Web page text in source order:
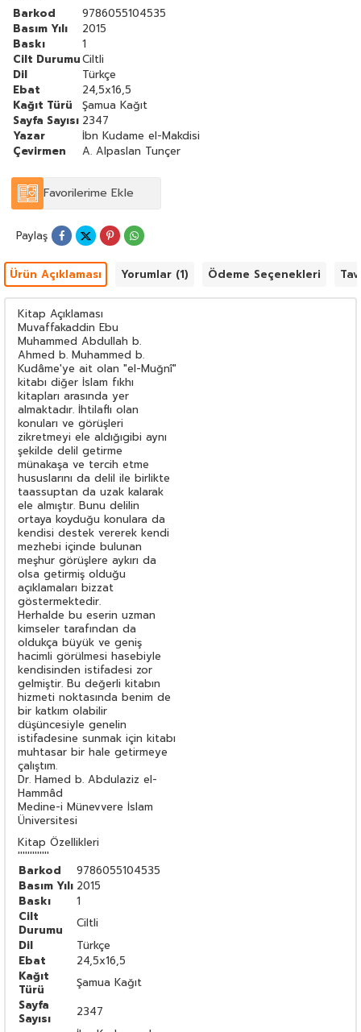
Barkod
9786055104535
Basım Yılı
2015
Baskı
1
Cilt DurumuCiltli
Dil
Türkçe
Ebat
24,5x16,5
Kağıt Türü
Şamua Kağıt
Sayfa Sayısı 2347
Yazar
İbn Kudame el-Makdisi
Çevirmen
A. Alpaslan Tunçer
Favorilerime Ekle
Paylaş
Ürün Açıklaması Yorumlar (1) Ödeme Seçenekleri
Kitap Açıklaması
Muvaffakaddin Ebu
Muhammed Abdullah b.
Ahmed b. Muhammed b.
Kudâme'ye ait olan "el-Muğnî"
kitabı diğer İslam fıkhı
kitapları arasında yer
almaktadır. İhtilaflı olan
konuları ve görüşleri
zikretmeyi ele aldığıgibi aynı
şekilde delil getirme
münakaşa ve tercih etme
hususlarını da delil ile birlikte
taassuptan da uzak kalarak
ele almıştır. Bunu delilin
ortaya koyduğu konulara da
kendisi destek vererek kendi
mezhebi içinde bulunan
meşhur görüşlere aykırı da
olsa getirmiş olduğu
açıklamaları bizzat
göstermektedir.
Herhalde bu eserin uzman
kimseler tarafından da
oldukça büyük ve geniş
hacimli görülmesi hasebiyle
kendisinden istifadesi zor
gelmiştir. Bu değerli kitabın
hizmeti noktasında benim de
bir katkım olabilir
düşüncesiyle genelin
istifadesine sunmak için kitabı
muhtasar bir hale getirmeye
çalıştım.
Dr. Hamed b. Abdulaziz el-
Hammâd
Medine-i Münevvere İslam
Üniversitesi
Kitap Özellikleri
'''''''''''''
Barkod
9786055104535
Basım Yılı 2015
Baskı
1
Cilt
Durumu
Ciltli
Dil
Türkçe
Ebat
24,5x16,5
Kağıt
Türü
Şamua Kağıt
Sayfa
Sayısı
2347